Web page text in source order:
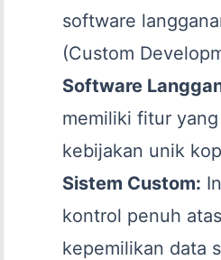
software
(Custom
Software
memiliki fitur
kebijakan unik
Sistem Custom:
kontrol penuh
kepemilikan data